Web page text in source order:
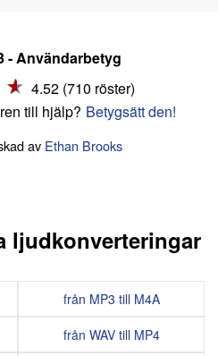
- Användarbetyg
4.52 (710 röster)
till hjälp? Betygsätt den!
av Ethan Brooks
ljudkonverteringar
från MP3 till M4A
från WAV till MP4